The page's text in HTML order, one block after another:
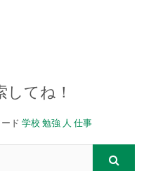
てね！
ド 学校 勉強 人 仕事